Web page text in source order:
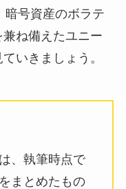
暗号資産のボラテ
ね備えたユニー
いきましょう。
、執筆時点で
まとめたもの